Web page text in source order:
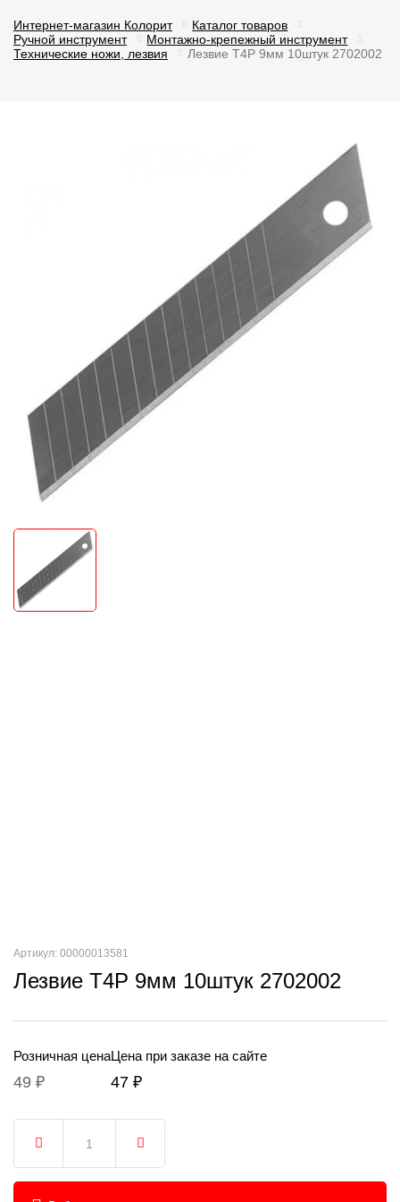
Интернет-магазин Колорит
Каталог товаров
Ручной инструмент
Монтажно-крепежный инструмент
Технические ножи, лезвия
Лезвие T4P 9мм 10штук 2702002
Артикул: 00000013581
Лезвие T4P 9мм 10штук 2702002
Розничная цена
49 ₽
Цена при заказе на сайте
47 ₽